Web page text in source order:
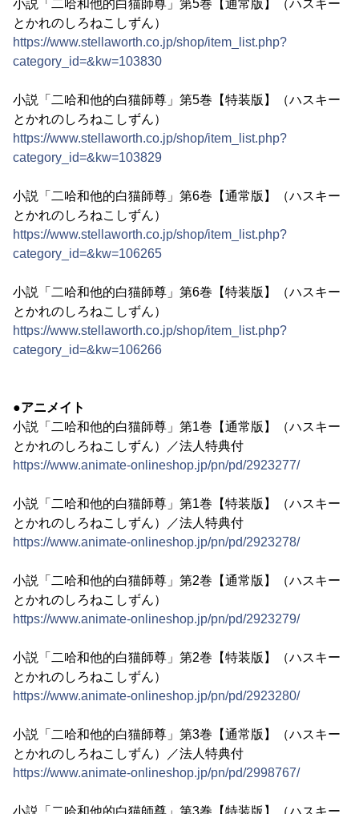
小説「二哈和他的白猫師尊」第5巻【通常版】（ハスキー
とかれのしろねこしずん）
https://www.stellaworth.co.jp/shop/item_list.php?
category_id=&kw=103830
小説「二哈和他的白猫師尊」第5巻【特装版】（ハスキー
とかれのしろねこしずん）
https://www.stellaworth.co.jp/shop/item_list.php?
category_id=&kw=103829
小説「二哈和他的白猫師尊」第6巻【通常版】（ハスキー
とかれのしろねこしずん）
https://www.stellaworth.co.jp/shop/item_list.php?
category_id=&kw=106265
小説「二哈和他的白猫師尊」第6巻【特装版】（ハスキー
とかれのしろねこしずん）
https://www.stellaworth.co.jp/shop/item_list.php?
category_id=&kw=106266
●アニメイト
小説「二哈和他的白猫師尊」第1巻【通常版】（ハスキー
とかれのしろねこしずん）／法人特典付
https://www.animate-onlineshop.jp/pn/pd/2923277/
小説「二哈和他的白猫師尊」第1巻【特装版】（ハスキー
とかれのしろねこしずん）／法人特典付
https://www.animate-onlineshop.jp/pn/pd/2923278/
小説「二哈和他的白猫師尊」第2巻【通常版】（ハスキー
とかれのしろねこしずん）
https://www.animate-onlineshop.jp/pn/pd/2923279/
小説「二哈和他的白猫師尊」第2巻【特装版】（ハスキー
とかれのしろねこしずん）
https://www.animate-onlineshop.jp/pn/pd/2923280/
小説「二哈和他的白猫師尊」第3巻【通常版】（ハスキー
とかれのしろねこしずん）／法人特典付
https://www.animate-onlineshop.jp/pn/pd/2998767/
小説「二哈和他的白猫師尊」第3巻【特装版】（ハスキー